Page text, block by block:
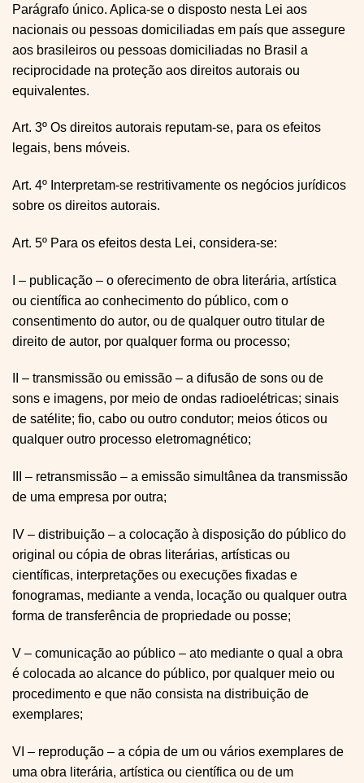
Parágrafo único. Aplica-se o disposto nesta Lei aos
nacionais ou pessoas domiciliadas em país que assegure
aos brasileiros ou pessoas domiciliadas no Brasil a
reciprocidade na proteção aos direitos autorais ou
equivalentes.
Art. 3º Os direitos autorais reputam-se, para os efeitos
legais, bens móveis.
Art. 4º Interpretam-se restritivamente os negócios jurídicos
sobre os direitos autorais.
Art. 5º Para os efeitos desta Lei, considera-se:
I – publicação – o oferecimento de obra literária, artística
ou científica ao conhecimento do público, com o
consentimento do autor, ou de qualquer outro titular de
direito de autor, por qualquer forma ou processo;
II – transmissão ou emissão – a difusão de sons ou de
sons e imagens, por meio de ondas radioelétricas; sinais
de satélite; fio, cabo ou outro condutor; meios óticos ou
qualquer outro processo eletromagnético;
III – retransmissão – a emissão simultânea da transmissão
de uma empresa por outra;
IV – distribuição – a colocação à disposição do público do
original ou cópia de obras literárias, artísticas ou
científicas, interpretações ou execuções fixadas e
fonogramas, mediante a venda, locação ou qualquer outra
forma de transferência de propriedade ou posse;
V – comunicação ao público – ato mediante o qual a obra
é colocada ao alcance do público, por qualquer meio ou
procedimento e que não consista na distribuição de
exemplares;
VI – reprodução – a cópia de um ou vários exemplares de
uma obra literária, artística ou científica ou de um